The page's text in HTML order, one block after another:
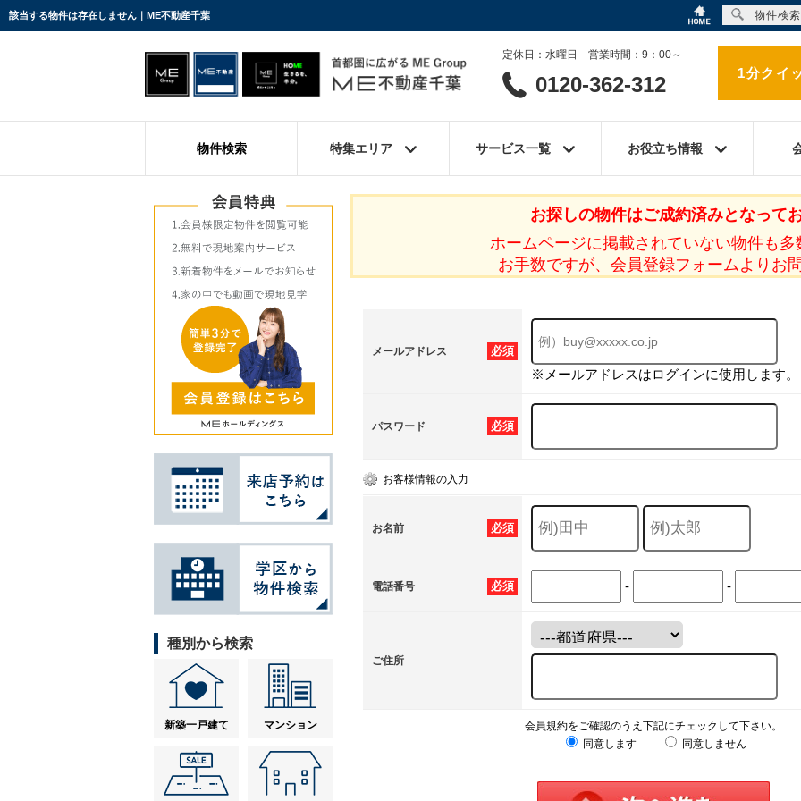
該当する物件は存在しません｜ME不動産千葉
定休日：水曜日 営業時間：9：00～
0120-362-312 1分クイ
物件検索 特集エリア サービス一覧 お役立ち情報
お探しの物件はご成約済みとなってお
ホームページに掲載されていない物件も多
お手数ですが、会員登録フォームよりお
必須
メールアドレス
※メールアドレスはログインに使用します。
必須
パスワード
お客様情報の入力
必須
お名前
必須
電話番号 - -
ご住所
会員規約をご確認のうえ下記にチェックして下さい。
同意します
同意しません
種別から検索
新築一戸建て マンション
物件検索